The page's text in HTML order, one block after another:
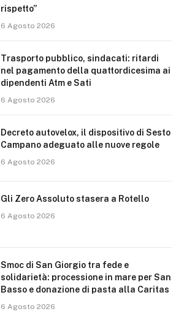
rispetto”
6 Agosto 2026
Trasporto pubblico, sindacati: ritardi
nel pagamento della quattordicesima ai
dipendenti Atm e Sati
6 Agosto 2026
Decreto autovelox, il dispositivo di Sesto
Campano adeguato alle nuove regole
6 Agosto 2026
Gli Zero Assoluto stasera a Rotello
6 Agosto 2026
Smoc di San Giorgio tra fede e
solidarietà: processione in mare per San
Basso e donazione di pasta alla Caritas
6 Agosto 2026